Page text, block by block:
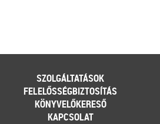
SZOLGÁLTATÁSOK
FELELŐSSÉGBIZTOSÍTÁS
KÖNYVELŐKERESŐ
KAPCSOLAT